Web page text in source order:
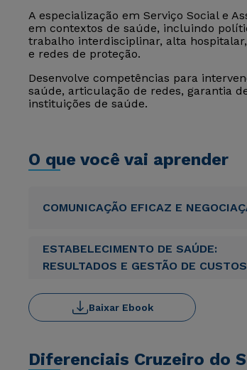
A especialização em Serviço Social e
em contextos de saúde, incluindo
trabalho interdisciplinar, alta
e redes de proteção.
Desenvolve competências para
saúde, articulação de redes, garantia
instituições de saúde.
O que você vai aprender
COMUNICAÇÃO EFICAZ E
ESTABELECIMENTO DE SAÚDE:
RESULTADOS E GESTÃO DE CUSTOS
Baixar Ebook
Diferenciais Cruzeiro do